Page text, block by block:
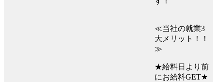
≪当社の就業3
大メリット！！
≫
★給料日より前
にお給料GET★